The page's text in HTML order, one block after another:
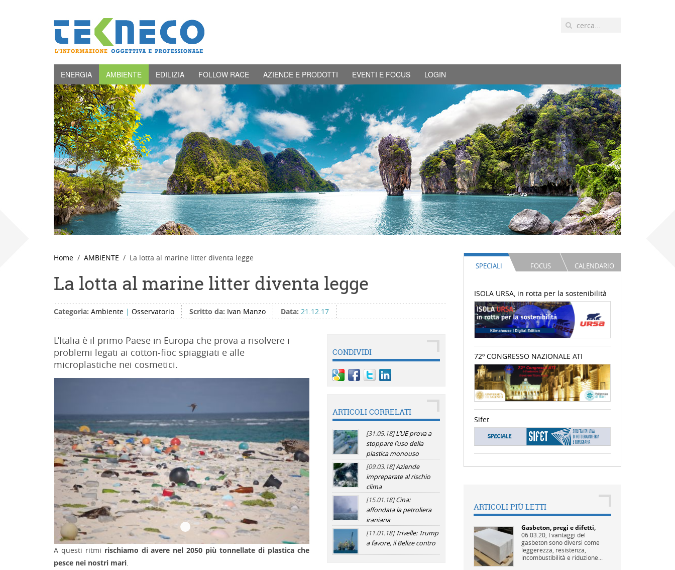
ENERGIA AMBIENTE EDILIZIA FOLLOW RACE AZIENDE E PRODOTTI EVENTI E FOCUS LOGIN
Home AMBIENTE La lotta al marine litter diventa legge
La lotta al marine litter diventa legge
Categoria: Ambiente | Osservatorio Scritto da: Ivan Manzo Data: 21.12.17
L’Italia è il primo Paese in Europa che prova a risolvere i
problemi legati ai cotton-fioc spiaggiati e alle
microplastiche nei cosmetici.
A questi ritmi rischiamo di avere nel 2050 più tonnellate di plastica che
pesce nei nostri mari.
CONDIVIDI
ARTICOLI CORRELATI
[31.05.18]L’UE prova a
stoppare l’uso della
plastica monouso
[09.03.18]Aziende
impreparate al rischio
clima
[15.01.18]Cina:
affondata la petroliera
iraniana
[11.01.18]Trivelle: Trump
a favore, il Belize contro
SPECIALI FOCUS CALENDARIO
ISOLA URSA, in rotta per la sostenibilità
72º CONGRESSO NAZIONALE ATI
Sifet
ARTICOLI PIÙ LETTI
Gasbeton, pregi e difetti,
06.03.20, I vantaggi del
gasbeton sono diversi come
leggerezza, resistenza,
incombustibilità e riduzione...